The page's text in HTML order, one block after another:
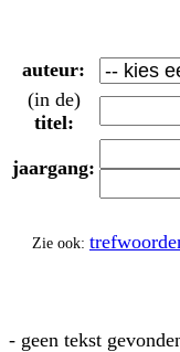
auteur:
(in de)
titel:
jaargang:
Zie ook:
- geen tekst